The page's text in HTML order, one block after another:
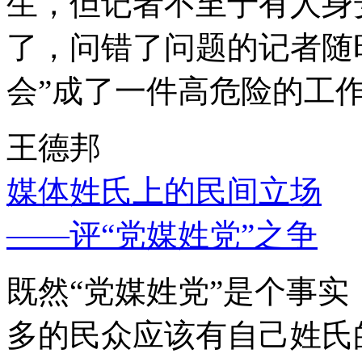
了，问错了问题的记者
会”成了一件高危险的工
王德邦
媒体姓氏上的民间立场
——评“党媒姓党”之争
既然“党媒姓党”是个事
多的民众应该有自己姓